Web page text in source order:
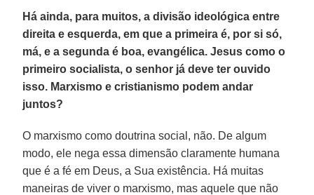
Há ainda, para muitos, a divisão ideológica entre
direita e esquerda, em que a primeira é, por si só,
má, e a segunda é boa, evangélica. Jesus como o
primeiro socialista, o senhor já deve ter ouvido
isso. Marxismo e cristianismo podem andar
juntos?
O marxismo como doutrina social, não. De algum
modo, ele nega essa dimensão claramente humana
que é a fé em Deus, a Sua existência. Há muitas
maneiras de viver o marxismo, mas aquele que não